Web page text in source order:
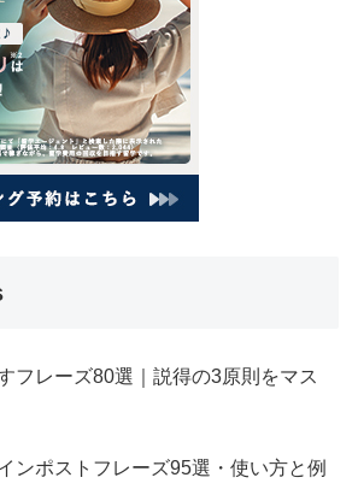
フレーズ80選｜説得の3原則をマス
ンポストフレーズ95選・使い方と例